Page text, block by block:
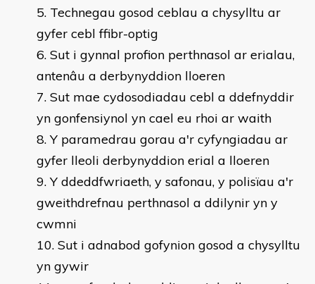
Technegau gosod ceblau a chysylltu ar
gyfer cebl ffibr-optig
Sut i gynnal profion perthnasol ar erialau,
antenâu a derbynyddion lloeren
Sut mae cydosodiadau cebl a ddefnyddir
yn gonfensiynol yn cael eu rhoi ar waith
Y paramedrau gorau a'r cyfyngiadau ar
gyfer lleoli derbynyddion erial a lloeren
Y ddeddfwriaeth, y safonau, y polisïau a'r
gweithdrefnau perthnasol a ddilynir yn y
cwmni
Sut i adnabod gofynion gosod a chysylltu
yn gywir